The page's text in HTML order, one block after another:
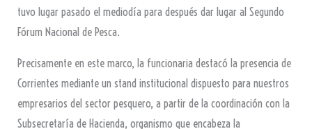
tuvo lugar pasado el mediodía para después dar lugar al Segundo
Fórum Nacional de Pesca.
Precisamente en este marco, la funcionaria destacó la presencia de
Corrientes mediante un stand institucional dispuesto para nuestros
empresarios del sector pesquero, a partir de la coordinación con la
Subsecretaría de Hacienda, organismo que encabeza la